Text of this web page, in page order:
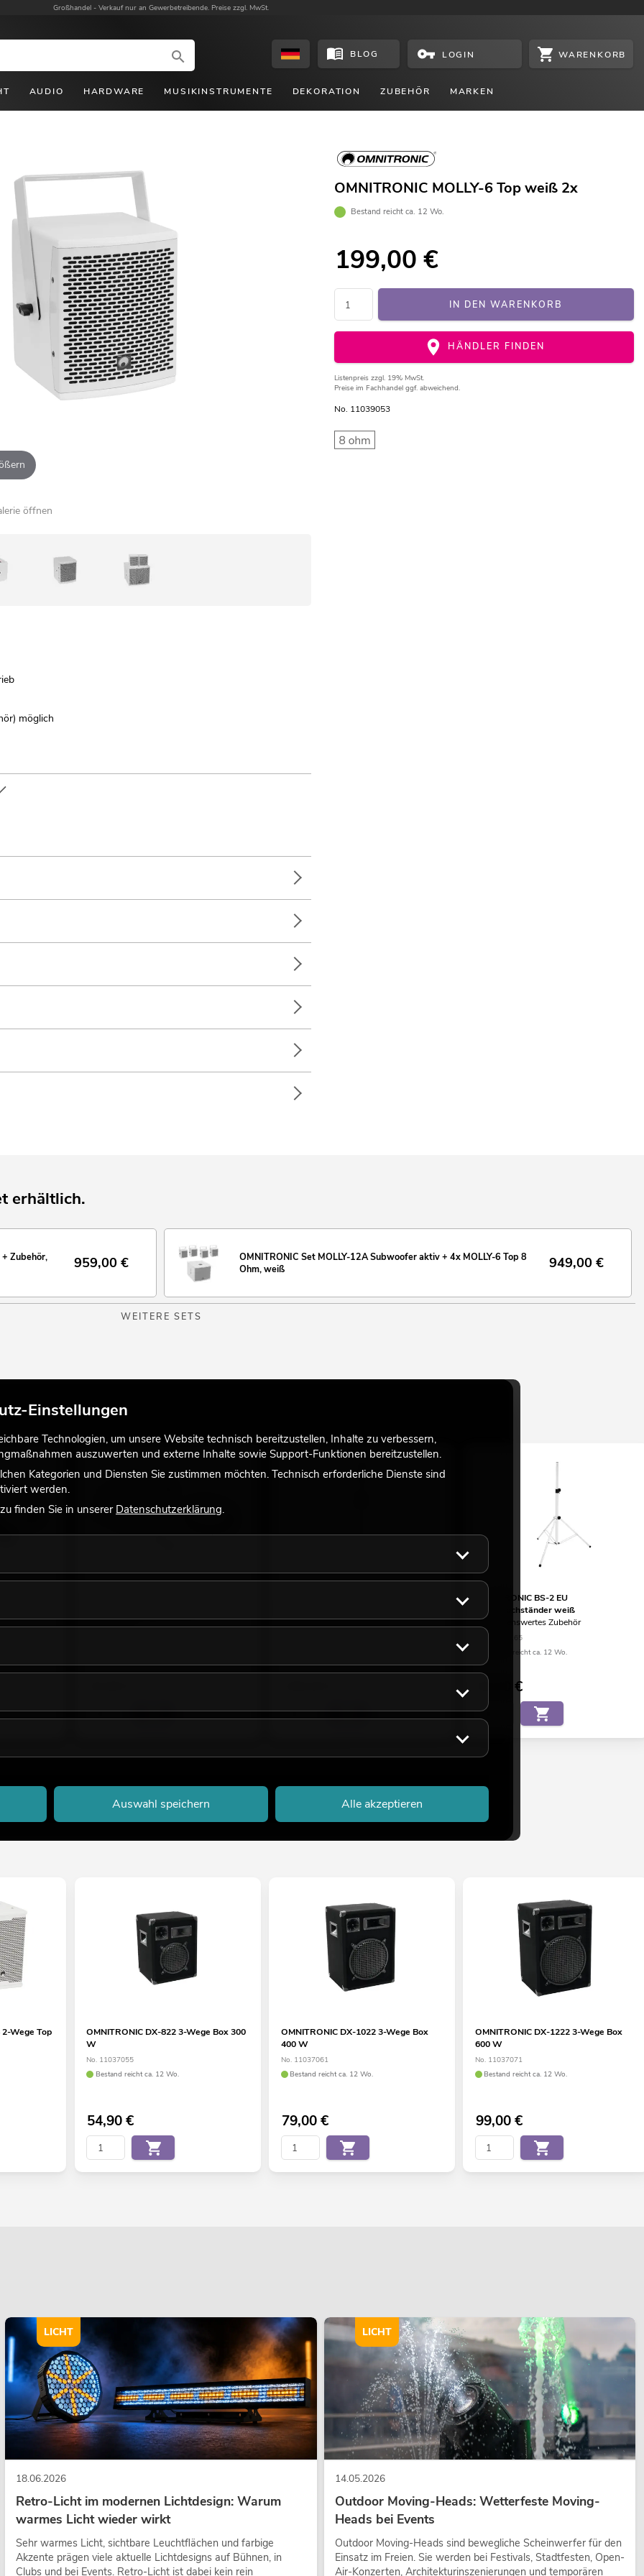
Großhandel - Verkauf nur an Gewerbetreibende. Preise zzgl. MwSt.
BLOG LOGIN WARENKORB
AUDIO HARDWARE MUSIKINSTRUMENTE DEKORATION ZUBEHÖR MARKEN
öffnen
OMNITRONIC MOLLY-6 Top weiß 2x
Bestand reicht ca. 12 Wo.
199,00 €
IN DEN WARENKORB
HÄNDLER FINDEN
Listenpreis zzgl. 19% MwSt.
Preise im Fachhandel ggf. abweichend.
No. 11039053
möglich
erhältlich.
Zubehör,
959,00 €
OMNITRONIC Set MOLLY-12A Subwoofer aktiv + 4x MOLLY-6 Top 8
Ohm, weiß
949,00 €
WEITERE SETS
weiß
No. 11039055
Empfehlenswertes Zubehör
OMNITRONIC BS-2 EU
Boxenhochständer weiß
Empfehlenswertes Zubehör
No. 60004165
Bestand reicht ca. 12 Wo.
€
Wege Top
OMNITRONIC DX-822 3-Wege Box 300
W
No. 11037055
Bestand reicht ca. 12 Wo.
54,90€
OMNITRONIC DX-1022 3-Wege Box
400 W
No. 11037061
Bestand reicht ca. 12 Wo.
79,00€
OMNITRONIC DX-1222 3-Wege Box
600 W
No. 11037071
Bestand reicht ca. 12 Wo.
99,00€
18.06.2026
Retro-Licht im modernen Lichtdesign: Warum
warmes Licht wieder wirkt
Sehr warmes Licht, sichtbare Leuchtflächen und farbige
Akzente prägen viele aktuelle Lichtdesigns auf Bühnen, in
Clubs und bei Events. Retro-Licht ist dabei kein rein
LICHT
14.05.2026
Outdoor Moving-Heads: Wetterfeste Moving-
Heads bei Events
Outdoor Moving-Heads sind bewegliche Scheinwerfer für den
Einsatz im Freien. Sie werden bei Festivals, Stadtfesten, Open-
Air-Konzerten, Architekturinszenierungen und temporären
LICHT
Einstellungen
Technologien, um unsere Website technisch bereitzustellen, Inhalte zu verbessern,
auszuwerten und externe Inhalte sowie Support-Funktionen bereitzustellen.
Kategorien und Diensten Sie zustimmen möchten. Technisch erforderliche Dienste sind
werden.
finden Sie in unserer Datenschutzerklärung.
Auswahl speichern Alle akzeptieren